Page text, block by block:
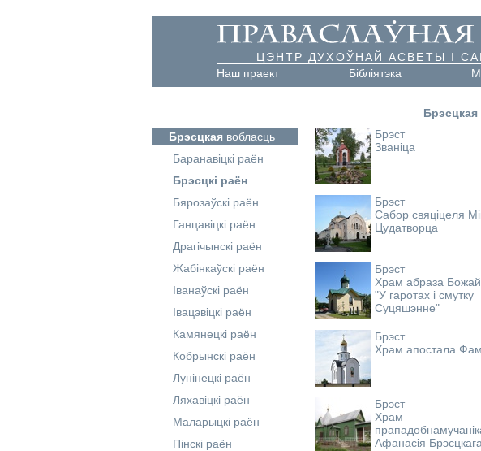
ЦЭНТР ДУХОЎНАЙ АСВЕТЫ І
Наш праект
Бібліятэка
Брэсцкаявобласць
Баранавіцкі раён
Брэсцкі раён
Бярозаўскі раён
Ганцавіцкі раён
Драгічынскі раён
Жабінкаўскі раён
Іванаўскі раён
Івацэвіцкі раён
Камянецкі раён
Кобрынскі раён
Лунінецкі раён
Ляхавіцкі раён
Маларыцкі раён
Пінскі раён
Брэст
Званіца
Брэст
Сабор свяціцеля
Цудатворца
Брэст
Храм абраза
"У гаротах і смутку
Суцяшэнне"
Брэст
Храм апостала
Брэст
Храм
Афанасія Брэсцкага